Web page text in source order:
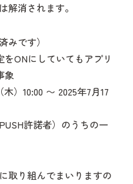
解消されます。
です）
ONにしていてもアプリ
象
）10:00 〜 2025年7月17
許諾者）のうちの一
取り組んでまいりますの